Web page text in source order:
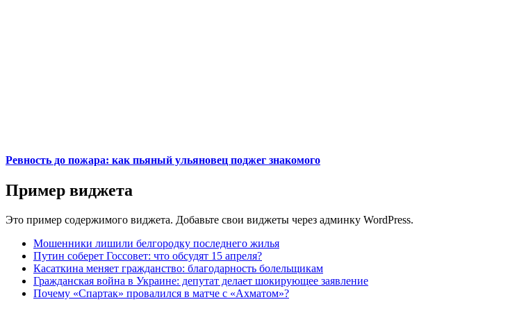
Ревность до пожара: как пьяный ульяновец поджег знакомого
Пример виджета
Это пример содержимого виджета. Добавьте свои виджеты через админку WordPress.
Мошенники лишили белгородку последнего жилья
Путин соберет Госсовет: что обсудят 15 апреля?
Касаткина меняет гражданство: благодарность болельщикам
Гражданская война в Украине: депутат делает шокирующее заявление
Почему «Спартак» провалился в матче с «Ахматом»?